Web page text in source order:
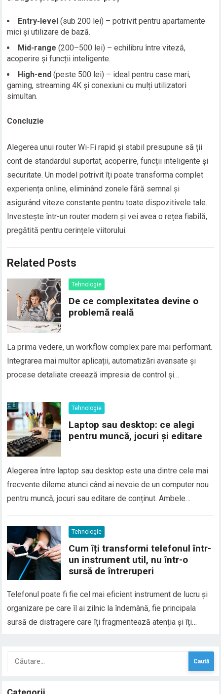
Entry-level (sub 200 lei) – potrivit pentru apartamente
mici și utilizare de bază.
Mid-range (200–500 lei) – echilibru între viteză,
acoperire și funcții inteligente.
High-end (peste 500 lei) – ideal pentru case mari,
gaming, streaming 4K și conexiuni cu mulți utilizatori
simultan.
Concluzie
Alegerea unui router Wi-Fi rapid și stabil presupune să ții
cont de standardul suportat, acoperire, funcții inteligente și
securitate. Un model potrivit îți poate transforma complet
experiența online, eliminând zonele fără semnal și
asigurând viteze constante pentru toate dispozitivele tale.
Investește într-un router modern și vei avea o rețea fiabilă,
pregătită pentru cerințele viitorului.
Related Posts
Tehnologie
De ce complexitatea devine o
problemă reală
La prima vedere, un workflow complex pare mai performant.
Integrarea mai multor aplicații, automatizări avansate și
procese detaliate creează impresia de control și
fricțiune. Mai multe tool-uri înseamnă mai multe puncte de
eroare, mai mult timp pentru mentenanță și o curbă de
învățare…
Tehnologie
Laptop sau desktop: ce alegi
pentru muncă, jocuri și editare
Alegerea între laptop sau desktop este una dintre cele mai
frecvente dileme atunci când ai nevoie de un computer nou
pentru muncă, jocuri sau editare de conținut. Ambele
depinde în mare măsură de modul în care vei folosi
sistemul. Diferențele nu țin…
Tehnologie
Cum îți transformi telefonul într-
un instrument util, nu într-o
sursă de întreruperi
Telefonul poate fi fie cel mai eficient instrument de lucru și
organizare pe care îl ai zilnic la îndemână, fie principala
sursă de distragere care îți fragmentează atenția și îți
Caută